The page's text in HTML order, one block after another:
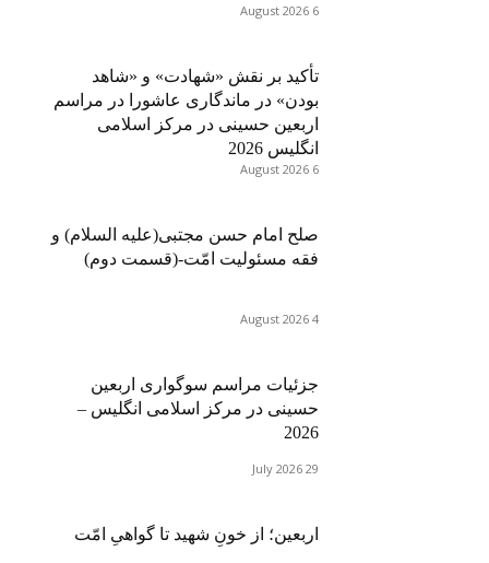
6 August 2026
تأکید بر نقش «شهادت» و «شاهد
بودن» در ماندگاری عاشورا در مراسم
اربعین حسینی در مرکز اسلامی
انگلیس 2026
6 August 2026
صلح امام حسن مجتبی(علیه السلام) و
فقه مسئولیت امّت-(قسمت دوم)
4 August 2026
جزئیات مراسم سوگواری اربعین
حسینی در مرکز اسلامی انگلیس –
2026
29 July 2026
اربعین؛ از خونِ شهید تا گواهیِ امّت